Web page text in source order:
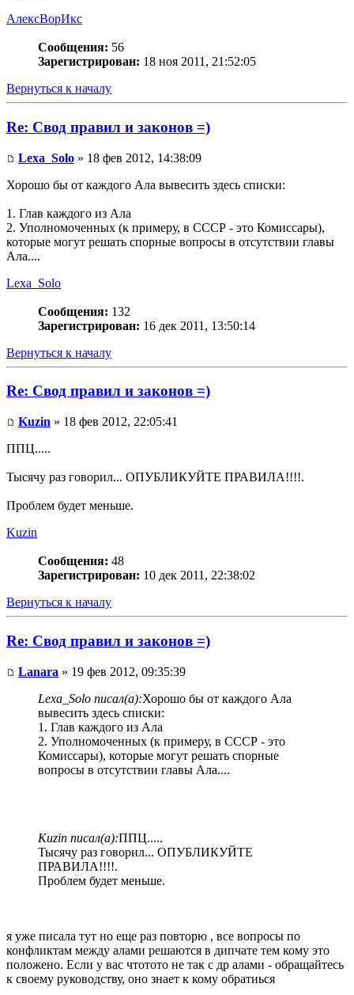
АлексВорИкс
Сообщения: 56
Зарегистрирован: 18 ноя 2011, 21:52:05
Вернуться к началу
Re: Свод правил и законов =)
Lexa_Solo » 18 фев 2012, 14:38:09
Хорошо бы от каждого Ала вывесить здесь списки:
1. Глав каждого из Ала
2. Уполномоченных (к примеру, в СССР - это Комиссары),
которые могут решать спорные вопросы в отсутствии главы
Ала....
Lexa_Solo
Сообщения: 132
Зарегистрирован: 16 дек 2011, 13:50:14
Вернуться к началу
Re: Свод правил и законов =)
Kuzin » 18 фев 2012, 22:05:41
ППЦ.....
Тысячу раз говорил... ОПУБЛИКУЙТЕ ПРАВИЛА!!!!.
Проблем будет меньше.
Kuzin
Сообщения: 48
Зарегистрирован: 10 дек 2011, 22:38:02
Вернуться к началу
Re: Свод правил и законов =)
Lanara » 19 фев 2012, 09:35:39
Lexa_Solo писал(а):Хорошо бы от каждого Ала
вывесить здесь списки:
1. Глав каждого из Ала
2. Уполномоченных (к примеру, в СССР - это
Комиссары), которые могут решать спорные
вопросы в отсутствии главы Ала....
Kuzin писал(а):ППЦ.....
Тысячу раз говорил... ОПУБЛИКУЙТЕ
ПРАВИЛА!!!!.
Проблем будет меньше.
я уже писала тут но еще раз повторю , все вопросы по
конфликтам между алами решаются в дипчате тем кому это
положено. Если у вас чтотото не так с др алами - обращайтесь
к своему руководству, оно знает к кому обратиься